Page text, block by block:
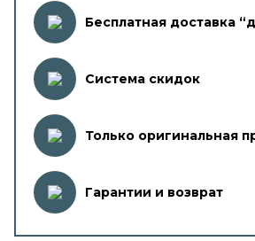
Бесплатная доставка
Система скидок
Только оригинальная
Гарантии и возврат